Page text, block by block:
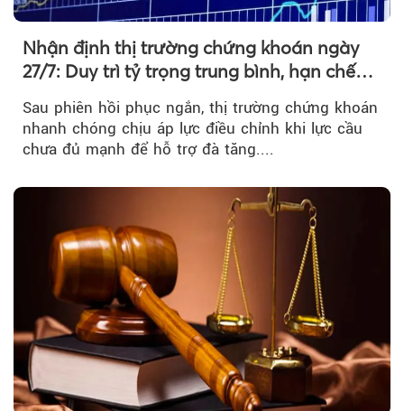
Nhận định thị trường chứng khoán ngày
27/7: Duy trì tỷ trọng trung bình, hạn chế
Sau phiên hồi phục ngắn, thị trường chứng khoán
nhanh chóng chịu áp lực điều chỉnh khi lực cầu
chưa đủ mạnh để hỗ trợ đà tăng....